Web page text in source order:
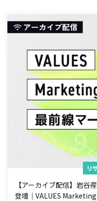
リ
【アーカイブ配信】岩
登壇｜VALUES